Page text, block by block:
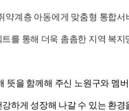
계층 아동에게 맞춤형 통합
를 통해 더욱 촘촘한 지역 복
을 함께해 주신 노원구와 멤
하게 성장해 나갈 수 있는 환경